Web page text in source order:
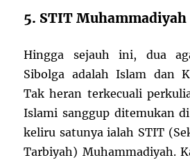
5. STIT Muhammadiyah
Hingga sejauh ini, dua
Sibolga adalah Islam dan
Tak heran terkecuali
Islami sanggup ditemukan
keliru satunya ialah STIT
Tarbiyah) Muhammadiyah.